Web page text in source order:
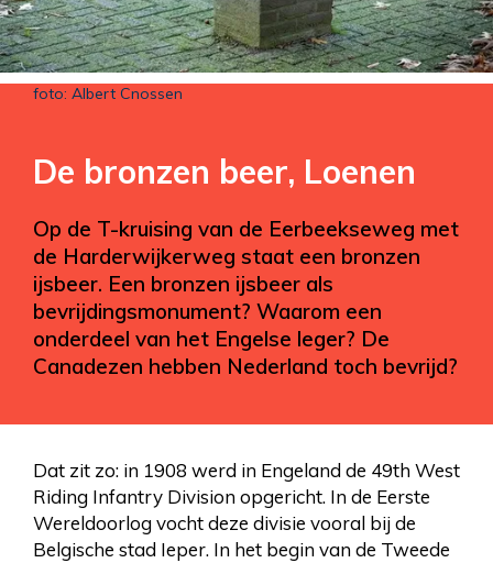
foto: Albert Cnossen
De bronzen beer, Loenen
Op de T-kruising van de Eerbeekseweg met
de Harderwijkerweg staat een bronzen
ijsbeer. Een bronzen ijsbeer als
bevrijdingsmonument? Waarom een
onderdeel van het Engelse leger? De
Canadezen hebben Nederland toch bevrijd?
Dat zit zo: in 1908 werd in Engeland de 49th West
Riding Infantry Division opgericht. In de Eerste
Wereldoorlog vocht deze divisie vooral bij de
Belgische stad Ieper. In het begin van de Tweede